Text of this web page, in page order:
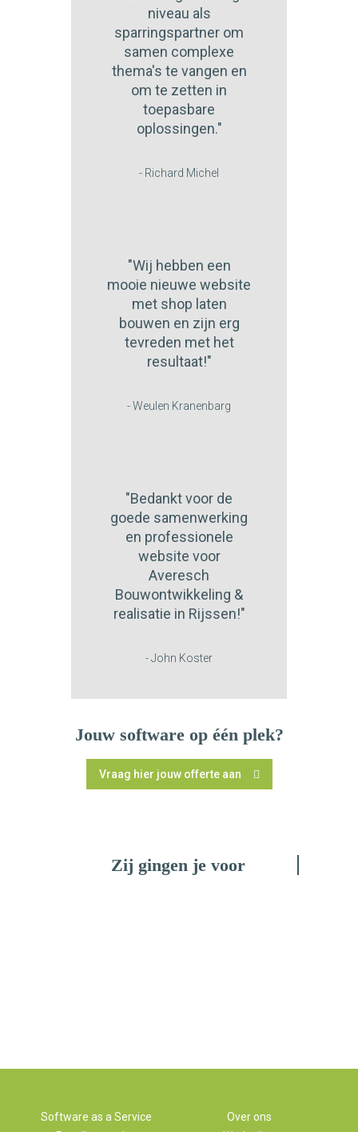
niveau als
sparringspartner om
samen complexe
thema's te vangen en
om te zetten in
toepasbare
oplossingen."
- Richard Michel
"Wij hebben een
mooie nieuwe website
met shop laten
bouwen en zijn erg
tevreden met het
resultaat!"
- Weulen Kranenbarg
"Bedankt voor de
goede samenwerking
en professionele
website voor
Averesch
Bouwontwikkeling &
realisatie in Rijssen!"
- John Koster
Jouw software op één plek?
Vraag hier jouw offerte aan
Zij gingen je voor
Software as a Service
Over ons